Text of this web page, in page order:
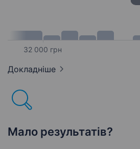
32 000 грн
Докладніше
Мало результатів?